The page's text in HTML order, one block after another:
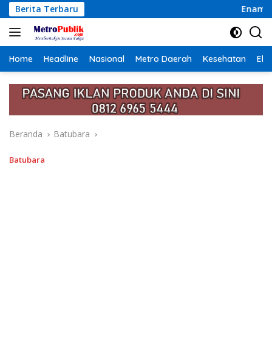
Langsung
ke
konten
Berita Terbaru Enam Tahun Memendam
Home Headline Nasional Metro Daerah Kesehatan
Beranda Batubara
Batubara